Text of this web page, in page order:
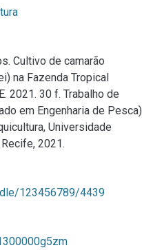
Cultivo de camarão
na Fazenda Tropical
2021. 30 f. Trabalho de
em Engenharia de Pesca)
Universidade
2021.
123456789/4439